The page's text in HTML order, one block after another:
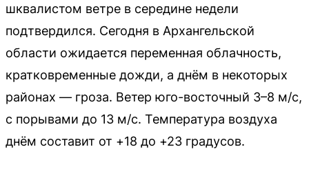
шквалистом ветре в середине недели
подтвердился. Сегодня в Архангельской
области ожидается переменная облачность,
кратковременные дожди, а днём в некоторых
районах — гроза. Ветер юго-восточный 3–8 м/с,
с порывами до 13 м/с. Температура воздуха
днём составит от +18 до +23 градусов.